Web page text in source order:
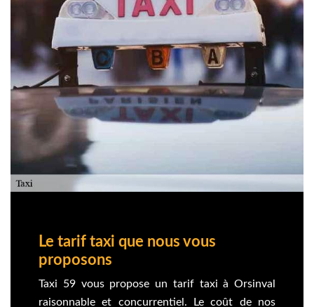
Le tarif taxi que nous vous
proposons
Taxi 59 vous propose un tarif taxi à Orsinval
raisonnable et concurrentiel. Le coût de nos